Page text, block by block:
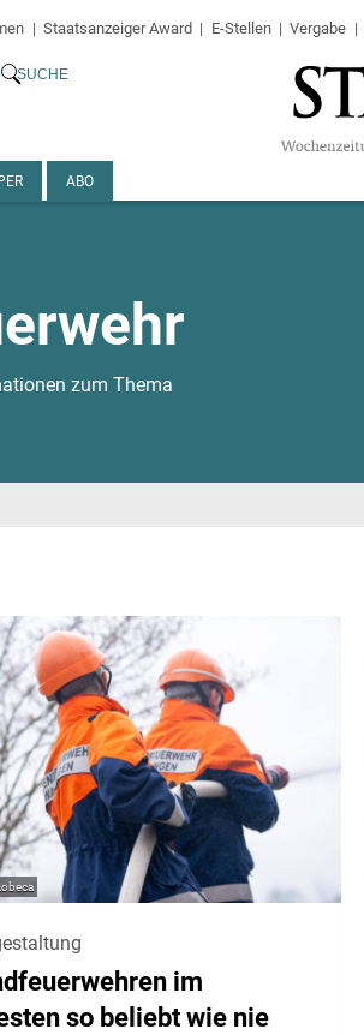
Staatsanzeiger Award E-Stellen Vergabe
SUCHE
ABO
zum Thema
im
so beliebt wie nie